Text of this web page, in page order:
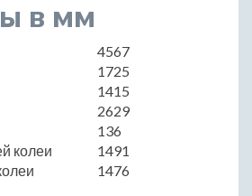
в мм
4567
1725
1415
2629
136
колеи
1491
1476